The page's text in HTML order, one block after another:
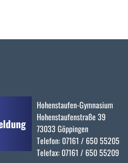
Hohenstaufen-Gymnasium
Hohenstaufenstraße 39
73033 Göppingen
Telefon: 07161 / 650 55205
Telefax: 07161 / 650 55209